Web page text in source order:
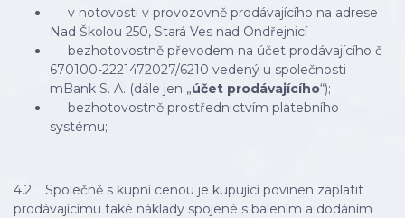
v hotovosti v provozovně prodávajícího na adrese
Nad Školou 250, Stará Ves nad Ondřejnicí
bezhotovostně převodem na účet prodávajícího č
670100-2221472027/6210 vedený u společnosti
mBank S. A. (dále jen „účet prodávajícího“);
bezhotovostně prostřednictvím platebního
systému;
4.2. Společně s kupní cenou je kupující povinen zaplatit
prodávajícímu také náklady spojené s balením a dodáním